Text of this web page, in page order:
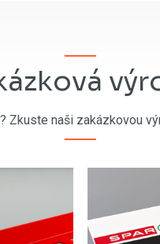
Zkuste naši zakázkovou